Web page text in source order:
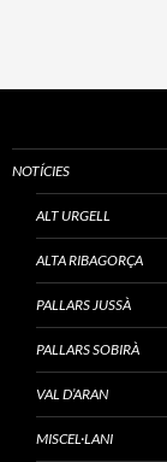
NOTÍCIES
ALT URGELL
ALTA RIBAGORÇA
PALLARS JUSSÀ
PALLARS SOBIRÀ
VAL D’ARAN
MISCEL·LANI